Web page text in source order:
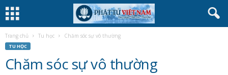
Trang chủ Tu học Chăm sóc sự vô thường
TU HỌC
Chăm sóc sự vô thường